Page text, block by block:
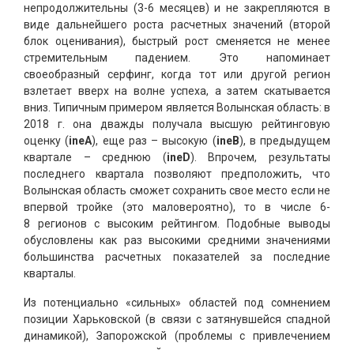
непродолжительны (3-6 месяцев) и не закрепляются в
виде дальнейшего роста расчетных значений (второй
блок оценивания), быстрый рост сменяется не менее
стремительным падением. Это напоминает
своеобразный серфинг, когда тот или другой регион
взлетает вверх на волне успеха, а затем скатывается
вниз. Типичным примером является Волынская область: в
2018 г. она дважды получала высшую рейтинговую
оценку (ineА), еще раз – высокую (ineВ), в предыдущем
квартале – среднюю (ineD). Впрочем, результаты
последнего квартала позволяют предположить, что
Волынская область сможет сохранить свое место если не
впервой тройке (это маловероятно), то в числе 6-
8 регионов с высоким рейтингом. Подобные выводы
обусловлены как раз высокими средними значениями
большинства расчетных показателей за последние
кварталы.
Из потенциально «сильных» областей под сомнением
позиции Харьковской (в связи с затянувшейся спадной
динамикой), Запорожской (проблемы с привлечением